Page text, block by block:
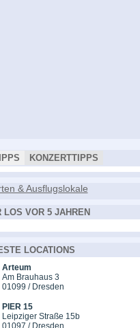
KONZERTTIPPS
LOS VOR 5 JAHREN
LOCATIONS
Arteum
Am Brauhaus 3
01099 / Dresden
PIER 15
Leipziger Straße 15b
01097 / Dresden